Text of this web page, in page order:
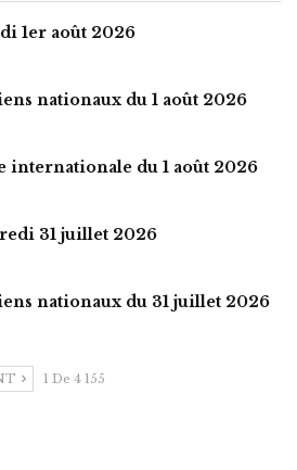
1er août 2026
nationaux du 1 août 2026
internationale du 1 août 2026
31 juillet 2026
nationaux du 31 juillet 2026
1 De 4 155